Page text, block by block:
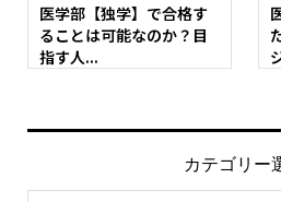
医学部【独学】で合格す
ることは可能なのか？目
指す人...
カテゴリー